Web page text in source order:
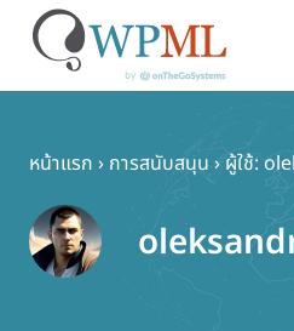
หลัก
หน้าแรก › การสนับสนุน › ผู้ใช้: